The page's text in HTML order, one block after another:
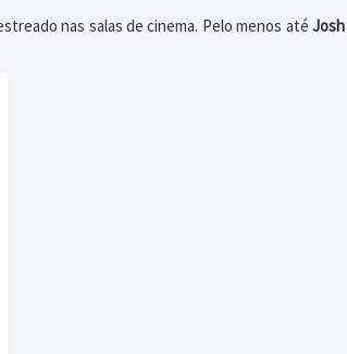
nas salas de cinema. Pelo menos até